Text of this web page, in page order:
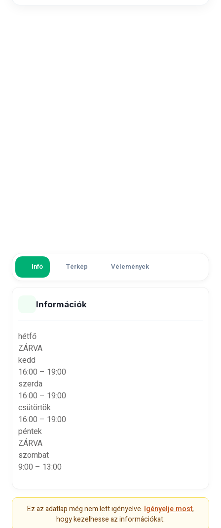
Infó Térkép Vélemények
Információk
hétfő
ZÁRVA
kedd
16:00 – 19:00
szerda
16:00 – 19:00
csütörtök
16:00 – 19:00
péntek
ZÁRVA
szombat
9:00 – 13:00
Ez az adatlap még nem lett igényelve. Igényelje most,
hogy kezelhesse az információkat.